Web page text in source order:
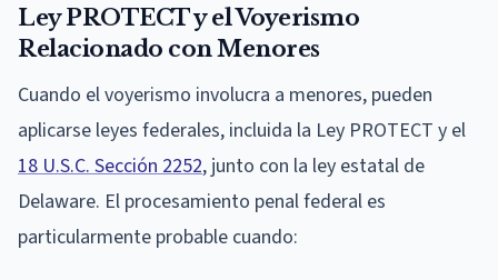
Ley PROTECT y el Voyerismo
Relacionado con Menores
Cuando el voyerismo involucra a menores, pueden
aplicarse leyes federales, incluida la Ley PROTECT y el
18 U.S.C. Sección 2252, junto con la ley estatal de
Delaware. El procesamiento penal federal es
particularmente probable cuando: